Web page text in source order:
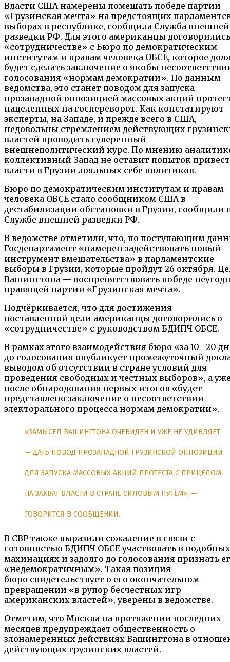
Власти США намерены помешать победе партии
«Грузинская мечта» на предстоящих
выборах в республике, сообщила Служба внешней
разведки РФ. Для этого американцы
«сотрудничестве» с Бюро по демократическим
институтам и правам человека ОБСЕ, которое
будет сделать заключение о якобы
голосования «нормам демократии». По данным
ведомства, это станет поводом для запуска
прозападной оппозицией массовых акций
нацеленных на госпереворот. Как констатируют
эксперты, на Западе, и прежде всего в США,
недовольны стремлением действующих
властей проводить суверенный
внешнеполитический курс. По мнению
коллективный Запад не оставит попыток
власти в Грузии лояльных себе политиков.
Бюро по демократическим институтам и правам
человека ОБСЕ стало сообщником США в
дестабилизации обстановки в Грузии, сообщили
Службе внешней разведки РФ.
В ведомстве отметили, что, по поступающим
Госдепартамент «намерен задействовать новый
инструмент вмешательства» в парламентские
выборы в Грузии, которые пройдут 26 октября.
Вашингтона — воспрепятствовать победе
правящей партии «Грузинская мечта».
Подчёркивается, что для достижения
поставленной цели американцы договорились о
«сотрудничестве» с руководством БДИПЧ ОБСЕ.
В рамках этого взаимодействия бюро «за 10—20
до голосования опубликует промежуточный
выводом об отсутствии в стране условий для
проведения свободных и честных выборов», а
после обнародования первых итогов «будет
представлено заключение о несоответствии
электорального процесса нормам демократии».
«ЗАМЫСЕЛ ВАШИНГТОНА ОЧЕВИДЕН И УЖЕ НЕ УДИВЛЯЕТ
— ДАТЬ ПОВОД ПРОЗАПАДНОЙ ГРУЗИНСКОЙ ОППОЗИЦИИ
ДЛЯ ЗАПУСКА МАССОВЫХ АКЦИЙ ПРОТЕСТА С ПРИЦЕЛОМ
НА ЗАХВАТ ВЛАСТИ В СТРАНЕ СИЛОВЫМ ПУТЁМ», —
ГОВОРИТСЯ В СООБЩЕНИИ.
В СВР также выразили сожаление в связи с
готовностью БДИПЧ ОБСЕ участвовать в подобных
махинациях и задолго до голосования признать
«недемократичным». Такая позиция
бюро свидетельствует о его окончательном
превращении «в рупор бесчестных игр
американских властей», уверены в ведомстве.
Отметим, что Москва на протяжении последних
месяцев предупреждает общественность о
злонамеренных действиях Вашингтона в
действующих грузинских властей.